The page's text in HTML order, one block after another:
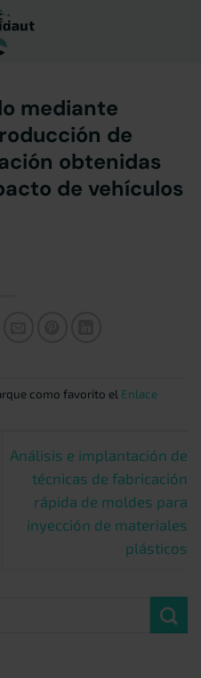
mediante
de
obtenidas
de vehículos
como favorito el Enlace
Análisis e implantación de
técnicas de fabricación
rápida de moldes para
inyección de materiales
plásticos